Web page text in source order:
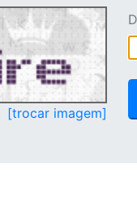
[trocar imagem]